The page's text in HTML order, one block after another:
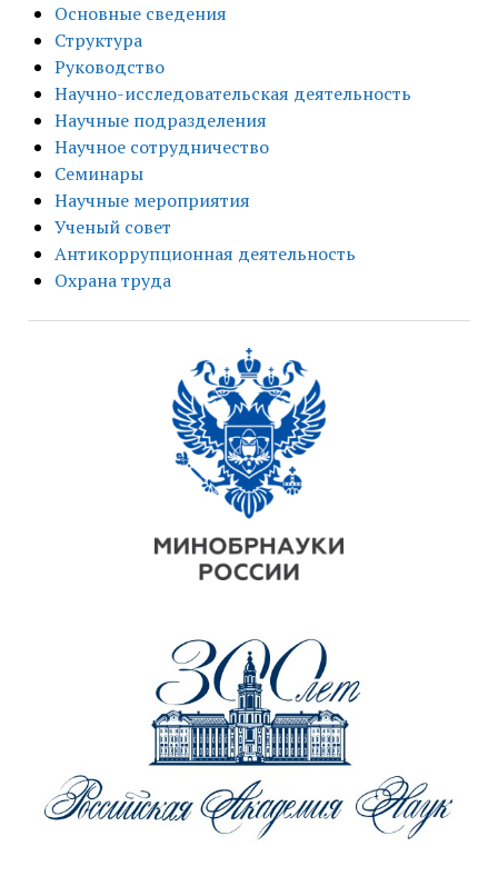
Основные сведения
Структура
Руководство
Научно-исследовательская деятельность
Научные подразделения
Научное сотрудничество
Семинары
Научные мероприятия
Ученый совет
Антикоррупционная деятельность
Охрана труда